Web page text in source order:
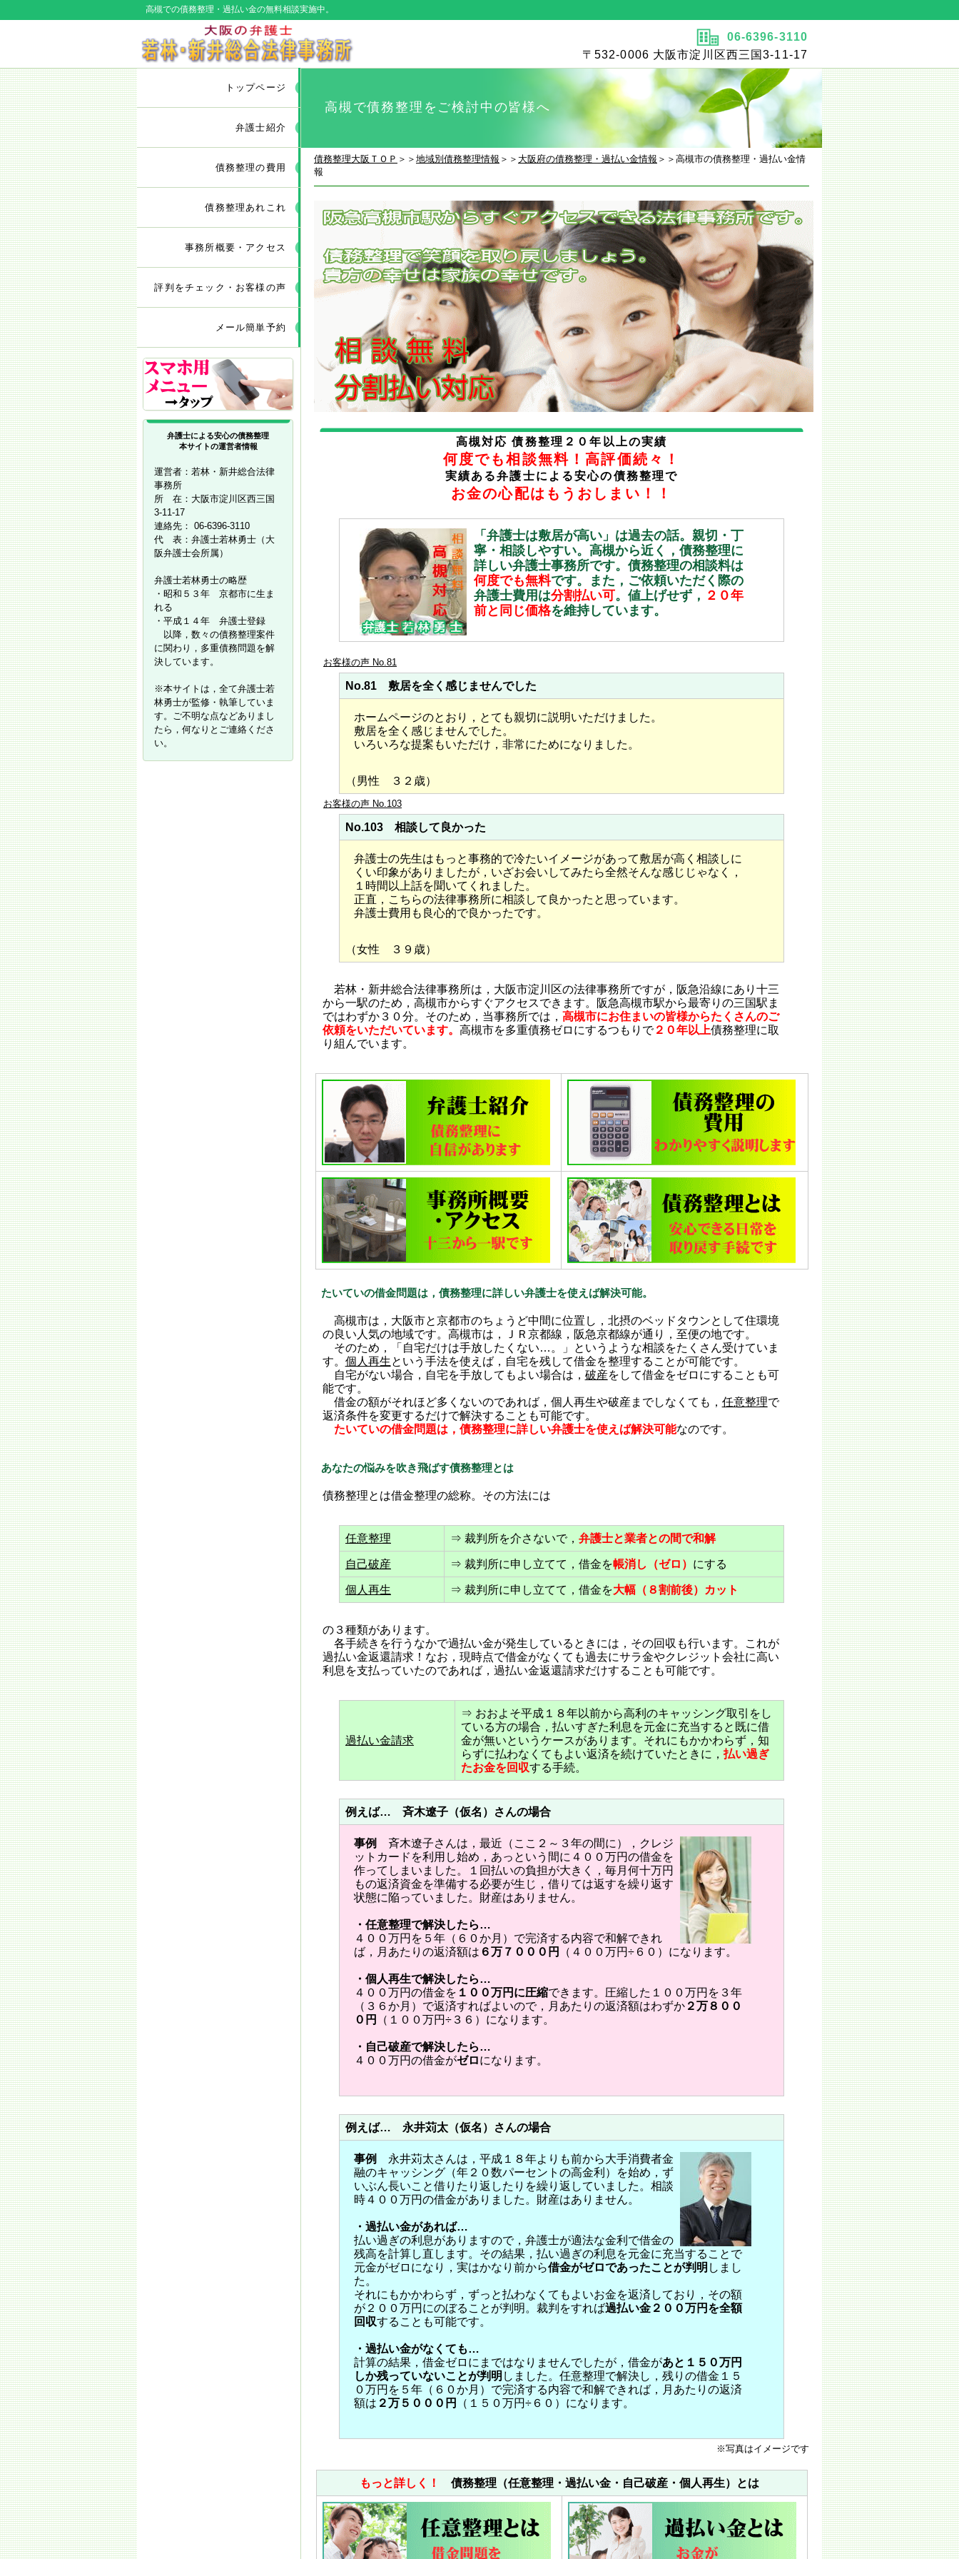
高槻での債務整理・過払い金の無料相談実施中。
06-6396-3110
〒532-0006 大阪市淀川区西三国3-11-17
高槻で債務整理をご検討中の皆様へ
債務整理大阪ＴＯＰ ＞＞ 地域別債務整理情報 ＞＞ 大阪府の債務整理・過払い金情報 ＞＞高槻市の債務整理・過払い金情
報
高槻対応 債務整理２０年以上の実績
何度でも相談無料！高評価続々！
実績ある弁護士による安心の債務整理で
お金の心配はもうおしまい！！
「弁護士は敷居が高い」は過去の話。親切・丁
寧・相談しやすい。高槻から近く，債務整理に
詳しい弁護士事務所です。債務整理の相談料は
何度でも無料です。また，ご依頼いただく際の
弁護士費用は分割払い可。値上げせず， ２０年
前と同じ価格を維持しています。
お客様の声 No.81
No.81 敷居を全く感じませんでした
ホームページのとおり，とても親切に説明いただけました。
敷居を全く感じませんでした。
いろいろな提案もいただけ，非常にためになりました。
（男性 ３２歳）
お客様の声 No.103
No.103 相談して良かった
弁護士の先生はもっと事務的で冷たいイメージがあって敷居が高く相談しに
くい印象がありましたが，いざお会いしてみたら全然そんな感じじゃなく，
１時間以上話を聞いてくれました。
正直，こちらの法律事務所に相談して良かったと思っています。
弁護士費用も良心的で良かったです。
（女性 ３９歳）
若林・新井総合法律事務所は，大阪市淀川区の法律事務所ですが，阪急沿線にあり十三
から一駅のため，高槻市からすぐアクセスできます。阪急高槻市駅から最寄りの三国駅ま
ではわずか３０分。そのため，当事務所では， 高槻市にお住まいの皆様からたくさんのご
依頼をいただいています。 高槻市を多重債務ゼロにするつもりで２０年以上債務整理に取
り組んでいます。
たいていの借金問題は，債務整理に詳しい弁護士を使えば解決可能。
高槻市は，大阪市と京都市のちょうど中間に位置し，北摂のベッドタウンとして住環境
の良い人気の地域です。高槻市は，ＪＲ京都線，阪急京都線が通り，至便の地です。
そのため，「自宅だけは手放したくない…。」というような相談をたくさん受けていま
す。 個人再生という手法を使えば，自宅を残して借金を整理することが可能です。
自宅がない場合，自宅を手放してもよい場合は， 破産をして借金をゼロにすることも可
能です。
借金の額がそれほど多くないのであれば，個人再生や破産までしなくても， 任意整理で
返済条件を変更するだけで解決することも可能です。
たいていの借金問題は，債務整理に詳しい弁護士を使えば解決可能なのです。
あなたの悩みを吹き飛ばす債務整理とは
債務整理とは借金整理の総称。その方法には
任意整理 ⇒ 裁判所を介さないで， 弁護士と業者との間で和解
自己破産 ⇒ 裁判所に申し立てて，借金を帳消し（ゼロ） にする
個人再生 ⇒ 裁判所に申し立てて，借金を大幅（８割前後）カット
の３種類があります。
各手続きを行うなかで過払い金が発生しているときには，その回収も行います。これが
過払い金返還請求！なお，現時点で借金がなくても過去にサラ金やクレジット会社に高い
利息を支払っていたのであれば，過払い金返還請求だけすることも可能です。
過払い金請求
⇒ おおよそ平成１８年以前から高利のキャッシング取引をし
ている方の場合，払いすぎた利息を元金に充当すると既に借
金が無いというケースがあります。それにもかかわらず，知
らずに払わなくてもよい返済を続けていたときに， 払い過ぎ
たお金を回収する手続。
例えば… 斉木遼子（仮名）さんの場合
事例
斉木遼子さんは，最近（ここ２～３年の間に），クレジ
ットカードを利用し始め，あっという間に４００万円の借金を
作ってしまいました。１回払いの負担が大きく，毎月何十万円
もの返済資金を準備する必要が生じ，借りては返すを繰り返す
状態に陥っていました。財産はありません。
・任意整理で解決したら…
４００万円を５年（６０か月）で完済する内容で和解できれ
ば，月あたりの返済額は ６万７０００円 （４００万円÷６０）になります。
・個人再生で解決したら…
４００万円の借金を １００万円に圧縮できます。圧縮した１００万円を３年
（３６か月）で返済すればよいので，月あたりの返済額はわずか２万８００
０円
（１００万円÷３６）になります。
・自己破産で解決したら…
４００万円の借金がゼロになります。
例えば… 永井苅太（仮名）さんの場合
事例
永井苅太さんは，平成１８年よりも前から大手消費者金
融のキャッシング（年２０数パーセントの高金利）を始め，ず
いぶん長いこと借りたり返したりを繰り返していました。相談
時４００万円の借金がありました。財産はありません。
・過払い金があれば…
払い過ぎの利息がありますので，弁護士が適法な金利で借金の
残高を計算し直します。その結果，払い過ぎの利息を元金に充当することで
元金がゼロになり，実はかなり前から借金がゼロであったことが判明 しまし
た。
それにもかかわらず，ずっと払わなくてもよいお金を返済しており，その額
が２００万円にのぼることが判明。裁判をすれば過払い金２００万円を全額
回収することも可能です。
・過払い金がなくても…
計算の結果，借金ゼロにまではなりませんでしたが，借金があと１５０万円
しか残っていないことが判明 しました。任意整理で解決し，残りの借金１５
０万円を５年（６０か月）で完済する内容で和解できれば，月あたりの返済
額は ２万５０００円 （１５０万円÷６０）になります。
※写真はイメージです
もっと詳しく！ 債務整理（任意整理・過払い金・自己破産・個人再生）とは
トップページ
弁護士紹介
債務整理の費用
債務整理あれこれ
事務所概要・アクセス
評判をチェック・お客様の声
メール簡単予約
弁護士による安心の債務整理
本サイトの運営者情報
運営者：若林・新井総合法律
事務所
所 在：大阪市淀川区西三国
3-11-17
連絡先： 06-6396-3110
代 表：弁護士若林勇士（大
阪弁護士会所属）
弁護士若林勇士の略歴
・昭和５３年 京都市に生ま
れる
・平成１４年 弁護士登録
以降，数々の債務整理案件
に関わり，多重債務問題を解
決しています。
※本サイトは，全て弁護士若
林勇士が監修・執筆していま
す。ご不明な点などありまし
たら，何なりとご連絡くださ
い。